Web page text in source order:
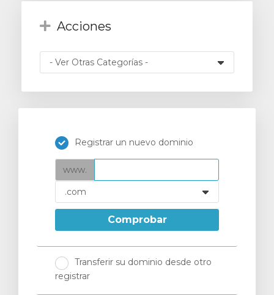
Acciones
Registrar un nuevo dominio
www.
Comprobar
Transferir su dominio desde otro
registrar